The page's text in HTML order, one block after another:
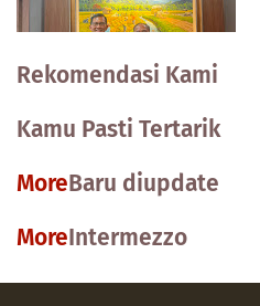
Rekomendasi Kami
Kamu Pasti Tertarik
MoreBaru diupdate
MoreIntermezzo